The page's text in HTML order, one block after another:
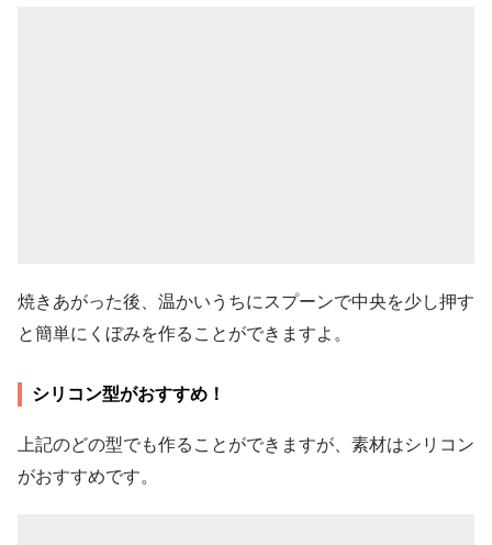
焼きあがった後、温かいうちにスプーンで中央を少し押す
と簡単にくぼみを作ることができますよ。
シリコン型がおすすめ！
上記のどの型でも作ることができますが、素材はシリコン
がおすすめです。